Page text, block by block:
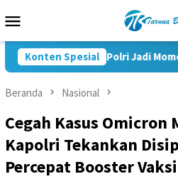
ke
Mobile
Konten Spesial
KBPP Polri Jadi
Beranda Nasional
Cegah Kasus Omicron
Kapolri Tekankan
Percepat Booster